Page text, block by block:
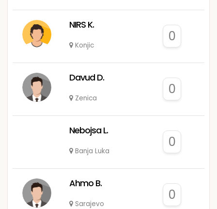
NIRS K.
Konjic
0
Davud D.
Zenica
0
Nebojsa L.
Banja Luka
0
Ahmo B.
Sarajevo
0